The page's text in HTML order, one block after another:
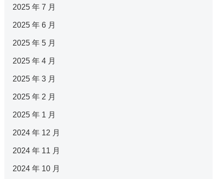
2025 年 7 月
2025 年 6 月
2025 年 5 月
2025 年 4 月
2025 年 3 月
2025 年 2 月
2025 年 1 月
2024 年 12 月
2024 年 11 月
2024 年 10 月